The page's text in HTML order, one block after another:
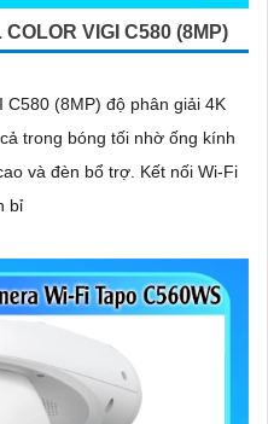
VIGI C580 (8MP)
C580 (8MP) độ phân giải 4K
trong bóng tối nhờ ống kính
bổ trợ. Kết nối Wi-Fi
bỉ